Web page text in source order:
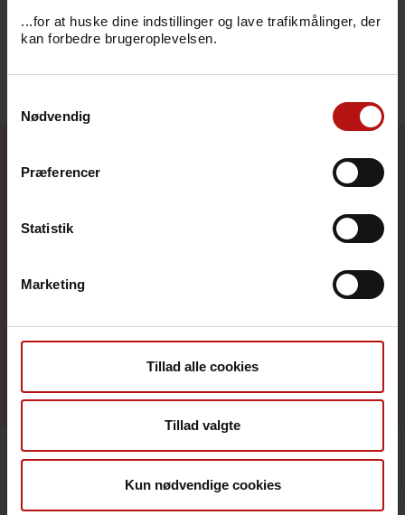
...for at huske dine indstillinger og lave trafikmålinger, der
kan forbedre brugeroplevelsen.
Nødvendig
Præferencer
Statistik
Marketing
Tillad alle cookies
Tillad valgte
Kun nødvendige cookies